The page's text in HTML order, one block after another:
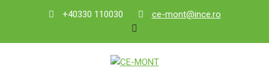
+40330 110030 ce-mont@ince.ro